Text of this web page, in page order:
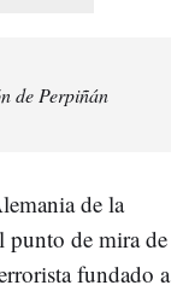
de Perpiñán
de la
punto de mira de
fundado a